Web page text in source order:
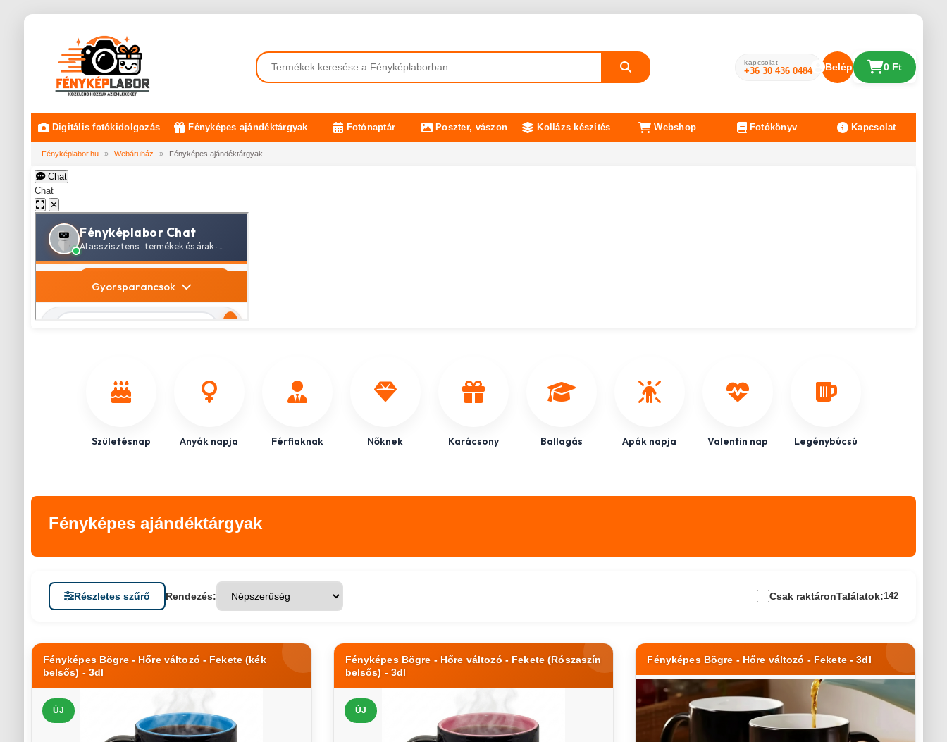
kapcsolat
+36 30 436 0484 Belépés 0 Ft
Digitális fotókidolgozás Fényképes ajándéktárgyak Fotónaptár Poszter, vászon Kollázs készítés Webshop Fotókönyv Kapcsolat
Fényképlabor.hu » Webáruház » Fényképes ajándéktárgyak
Chat
Chat
✕
Anyák napja Karácsony
Születésnap Férfiaknak Nőknek Ballagás Apák napja Valentin nap Legénybúcsú
Fényképes ajándéktárgyak
Részletes szűrő Rendezés: Csak raktáronTalálatok:142
Fényképes Bögre - Hőre változó - Fekete (kék
belsős) - 3dl
ÚJ
Fényképes Bögre - Hőre változó - Fekete (Rószaszín
belsős) - 3dl
ÚJ
Fényképes Bögre - Hőre változó - Fekete - 3dl